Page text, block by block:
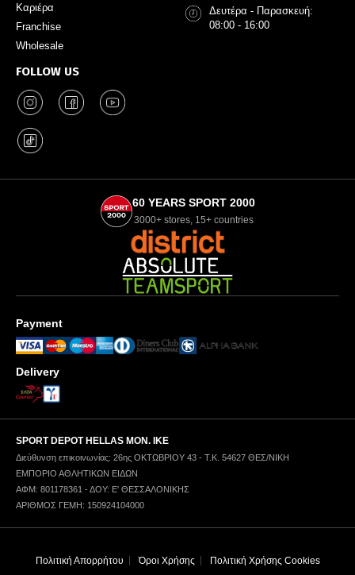
Καριέρα
Franchise
Wholesale
FOLLOW US
Δευτέρα - Παρασκευή:
08:00 - 16:00
60 YEARS SPORT 2000
3000+ stores, 15+ countries
Payment
Delivery
SPORT DEPOT HELLAS ΜΟΝ. ΙΚΕ
Διεύθυνση επικοινωνίας: 26ης ΟΚΤΩΒΡΙΟΥ 43 - Τ.Κ. 54627 ΘΕΣ/ΝΙΚΗ
ΕΜΠΟΡΙΟ ΑΘΛΗΤΙΚΩΝ ΕΙΔΩΝ
ΑΦΜ: 801178361 - ΔΟΥ: Ε' ΘΕΣΣΑΛΟΝΙΚΗΣ
ΑΡΙΘΜΟΣ ΓΕΜΗ: 150924104000
Πολιτική Απορρήτου Όροι Χρήσης Πολιτική Χρήσης Cookies